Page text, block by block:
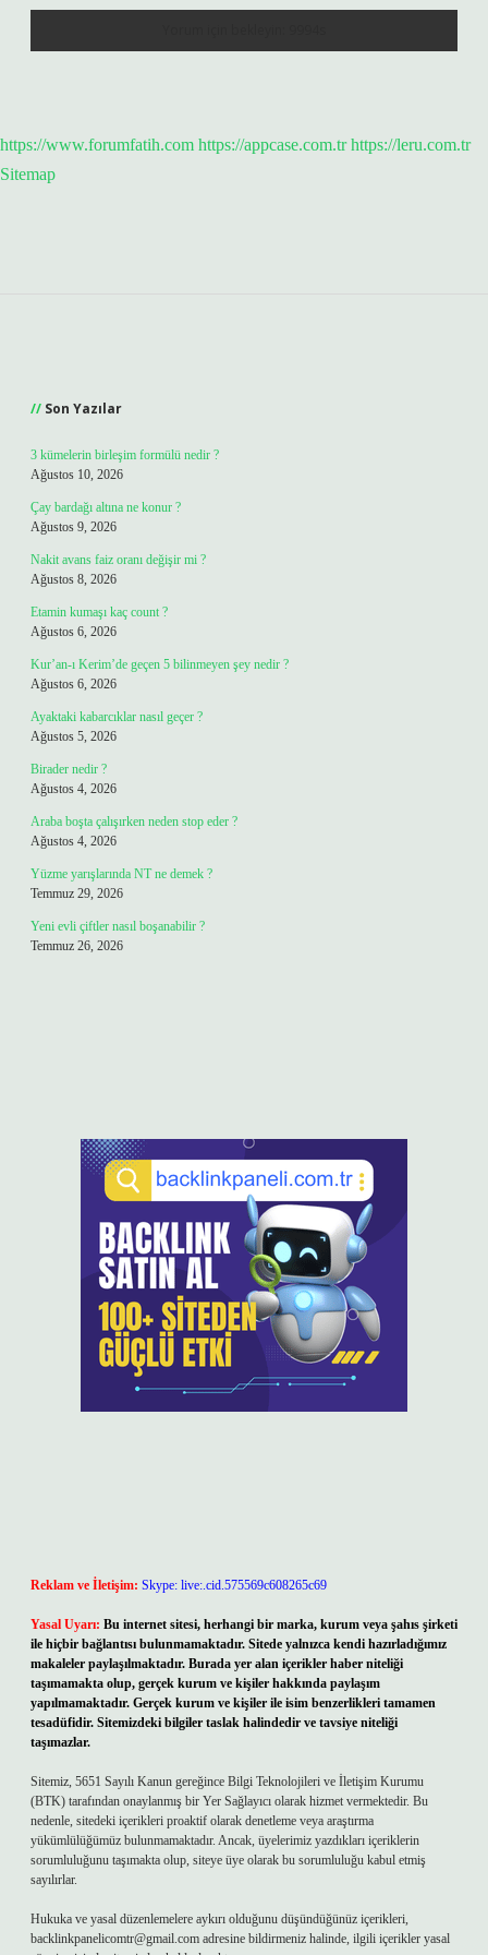
https://www.forumfatih.com https://appcase.com.tr https://leru.com.tr
Sitemap
Son Yazılar
3 kümelerin birleşim formülü nedir ?
Ağustos 10, 2026
Çay bardağı altına ne konur ?
Ağustos 9, 2026
Nakit avans faiz oranı değişir mi ?
Ağustos 8, 2026
Etamin kumaşı kaç count ?
Ağustos 6, 2026
Kur’an-ı Kerim’de geçen 5 bilinmeyen şey nedir ?
Ağustos 6, 2026
Ayaktaki kabarcıklar nasıl geçer ?
Ağustos 5, 2026
Birader nedir ?
Ağustos 4, 2026
Araba boşta çalışırken neden stop eder ?
Ağustos 4, 2026
Yüzme yarışlarında NT ne demek ?
Temmuz 29, 2026
Yeni evli çiftler nasıl boşanabilir ?
Temmuz 26, 2026
Reklam ve İletişim: Skype: live:.cid.575569c608265c69
Yasal Uyarı: Bu internet sitesi, herhangi bir marka, kurum veya şahıs şirketi
ile hiçbir bağlantısı bulunmamaktadır. Sitede yalnızca kendi hazırladığımız
makaleler paylaşılmaktadır. Burada yer alan içerikler haber niteliği
taşımamakta olup, gerçek kurum ve kişiler hakkında paylaşım
yapılmamaktadır. Gerçek kurum ve kişiler ile isim benzerlikleri tamamen
tesadüfidir. Sitemizdeki bilgiler taslak halindedir ve tavsiye niteliği
taşımazlar.
Sitemiz, 5651 Sayılı Kanun gereğince Bilgi Teknolojileri ve İletişim Kurumu
(BTK) tarafından onaylanmış bir Yer Sağlayıcı olarak hizmet vermektedir. Bu
nedenle, sitedeki içerikleri proaktif olarak denetleme veya araştırma
yükümlülüğümüz bulunmamaktadır. Ancak, üyelerimiz yazdıkları içeriklerin
sorumluluğunu taşımakta olup, siteye üye olarak bu sorumluluğu kabul etmiş
sayılırlar.
Hukuka ve yasal düzenlemelere aykırı olduğunu düşündüğünüz içerikleri,
backlinkpanelicomtr@gmail.com adresine bildirmeniz halinde, ilgili içerikler yasal